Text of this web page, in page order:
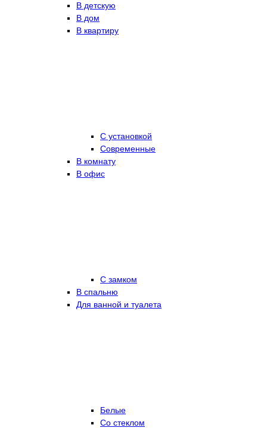
В детскую
В дом
В квартиру
С установкой
Современные
В комнату
В офис
С замком
В спальню
Для ванной и туалета
Белые
Со стеклом